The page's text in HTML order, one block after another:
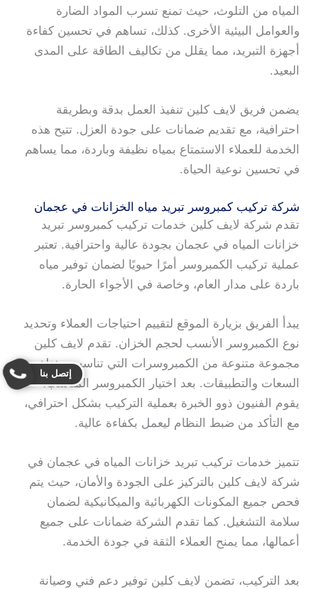
المياه من التلوث، حيث تمنع تسرب المواد الضارة
والعوامل البيئية الأخرى. كذلك، تساهم في تحسين كفاءة
أجهزة التبريد، مما يقلل من تكاليف الطاقة على المدى
البعيد.
يضمن فريق لايف كلين تنفيذ العمل بدقة وبطريقة
احترافية، مع تقديم ضمانات على جودة العزل. تتيح هذه
الخدمة للعملاء الاستمتاع بمياه نظيفة وباردة، مما يساهم
في تحسين نوعية الحياة.
شركة تركيب كمبروسر تبريد مياه الخزانات في عجمان
تقدم شركة لايف كلين خدمات تركيب كمبروسر تبريد
خزانات المياه في عجمان بجودة عالية واحترافية. تعتبر
عملية تركيب الكمبروسر أمرًا حيويًا لضمان توفير مياه
باردة على مدار العام، وخاصة في الأجواء الحارة.
يبدأ الفريق بزيارة الموقع لتقييم احتياجات العملاء وتحديد
نوع الكمبروسر الأنسب لحجم الخزان. تقدم لايف كلين
مجموعة متنوعة من الكمبروسرات التي تناسب مختلف
السعات والتطبيقات. بعد اختيار الكمبروسر المناسب،
يقوم الفنيون ذوو الخبرة بعملية التركيب بشكل احترافي،
مع التأكد من ضبط النظام ليعمل بكفاءة عالية.
تتميز خدمات تركيب تبريد خزانات المياه في عجمان في
شركة لايف كلين بالتركيز على الجودة والأمان، حيث يتم
فحص جميع المكونات الكهربائية والميكانيكية لضمان
سلامة التشغيل. كما تقدم الشركة ضمانات على جميع
أعمالها، مما يمنح العملاء الثقة في جودة الخدمة.
بعد التركيب، تضمن لايف كلين توفير دعم فني وصيانة
إتصل بنا